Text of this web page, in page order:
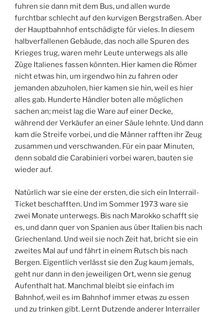
fuhren sie dann mit dem Bus, und allen wurde
furchtbar schlecht auf den kurvigen Bergstraßen. Aber
der Hauptbahnhof entschädigte für vieles. In diesem
halbverfallenen Gebäude, das noch alle Spuren des
Krieges trug, waren mehr Leute unterwegs als alle
Züge Italienes fassen könnten. Hier kamen die Römer
nicht etwas hin, um irgendwo hin zu fahren oder
jemanden abzuholen, hier kamen sie hin, weil es hier
alles gab. Hunderte Händler boten alle möglichen
sachen an; meist lag die Ware auf einer Decke,
während der Verkäufer an einer Säule lehnte. Und dann
kam die Streife vorbei, und die Männer rafften ihr Zeug
zusammen und verschwanden. Für ein paar Minuten,
denn sobald die Carabinieri vorbei waren, bauten sie
wieder auf.
Natürlich war sie eine der ersten, die sich ein Interrail-
Ticket beschafften. Und im Sommer 1973 ware sie
zwei Monate unterwegs. Bis nach Marokko schafft sie
es, und dann quer von Spanien aus über Italien bis nach
Griechenland. Und weil sie noch Zeit hat, bricht sie ein
zweites Mal auf und fährt in einem Rutsch bis nach
Bergen. Eigentlich verlässt sie den Zug kaum jemals,
geht nur dann in den jeweiligen Ort, wenn sie genug
Aufenthalt hat. Manchmal bleibt sie einfach im
Bahnhof, weil es im Bahnhof immer etwas zu essen
und zu trinken gibt. Lernt Dutzende anderer Interrailer